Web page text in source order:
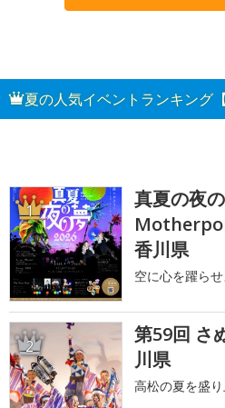
夏の人気イベントランキング
1
真夏の夜
香川県
空に心を躍ら
2
第59回 さ
川県
高松の夏を盛